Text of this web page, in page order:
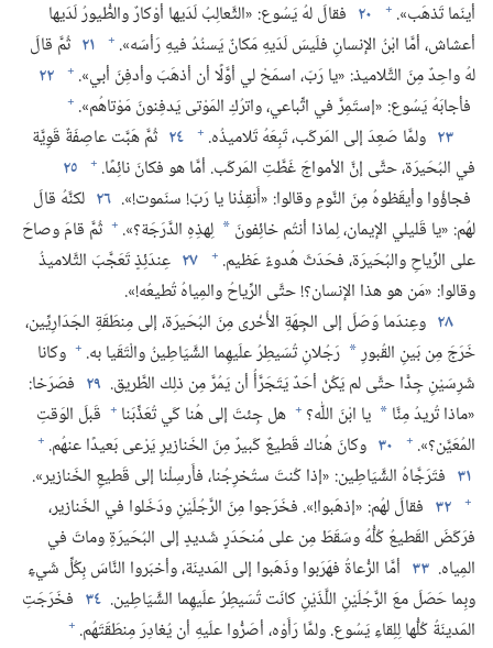
أينَما تَذهَب».‏ + ٢٠ فقالَ لهُ يَسُوع:‏ «الثَّعالِبُ لَدَيها أوْكارٌ والطُّيورُ لَدَيها
أعشاش،‏ أمَّا ابْنُ الإنسانِ فلَيسَ لَدَيهِ مَكانٌ يَسنُدُ فيهِ رَأسَه».‏ + ٢١ ثُمَّ قالَ
لهُ واحِدٌ مِنَ التَّلاميذ:‏ «يا رَبّ،‏ اسمَحْ لي أوَّلًا أن أذهَبَ وأدفِنَ أبي».‏ +
٢٢
فأجابَهُ يَسُوع:‏ «إستَمِرَّ في اتِّباعي،‏ واترُكِ المَوْتى يَدفِنونَ مَوْتاهُم».‏ +
٢٣ ولمَّا صَعِدَ إلى المَركَب،‏ تَبِعَهُ تَلاميذُه.‏ + ٢٤ ثُمَّ هَبَّت عاصِفَةٌ قَوِيَّة
في البُحَيرَة،‏ حتَّى إنَّ الأمواجَ غَطَّتِ المَركَب.‏ أمَّا هو فكانَ نائِمًا.‏ +
٢٥
فجاؤُوا وأيقَظوهُ مِنَ النَّومِ وقالوا:‏ «أَنقِذْنا يا رَبّ!‏ سنَموت!‏».‏ ٢٦ لكنَّهُ قالَ
لهُم:‏ «يا قَليلي الإيمان،‏ لِماذا أنتُم خائِفونَ * لِهذِهِ الدَّرَجَة؟‏».‏ + ثُمَّ قامَ وصاحَ
على الرِّياحِ والبُحَيرَة،‏ فحَدَثَ هُدوءٌ عَظيم.‏ + ٢٧ عِندَئِذٍ تَعَجَّبَ التَّلاميذُ
وقالوا:‏ «مَن هو هذا الإنسان؟‏!‏ حتَّى الرِّياحُ والمِياهُ تُطيعُه!‏».‏
٢٨ وعِندَما وَصَلَ إلى الجِهَةِ الأُخْرى مِنَ البُحَيرَة،‏ إلى مِنطَقَةِ الجَدَارِيِّين،‏
خَرَجَ مِن بَينِ القُبورِ* رَجُلانِ تُسَيطِرُ علَيهِما الشَّيَاطِينُ والْتَقَيا به.‏ + وكانا
شَرِسَيْنِ جِدًّا حتَّى لم يَكُنْ أحَدٌ يَتَجَرَّأُ أن يَمُرَّ مِن ذلِك الطَّريق.‏ ٢٩ فصَرَخا:‏
«ماذا تُريدُ مِنَّا * يا ابْنَ اللّٰه؟‏ + هل جِئتَ إلى هُنا كَي تُعَذِّبَنا + قَبلَ الوَقتِ
المُعَيَّن؟‏».‏ + ٣٠ وكانَ هُناك قَطيعٌ كَبيرٌ مِنَ الخَنازيرِ يَرْعى بَعيدًا عنهُم.‏ +
٣١ فتَرَجَّاهُ الشَّيَاطِين:‏ «إذا كُنتَ ستُخرِجُنا،‏ فأَرسِلْنا إلى قَطيعِ الخَنازير».‏
+ ٣٢ فقالَ لهُم:‏ «إذهَبوا!‏».‏ فخَرَجوا مِنَ الرَّجُلَيْنِ ودَخَلوا في الخَنازير،‏
فرَكَضَ القَطيعُ كُلُّهُ وسَقَطَ مِن على مُنحَدَرٍ شَديدٍ إلى البُحَيرَةِ وماتَ في
المِياه.‏ ٣٣ أمَّا الرُّعاةُ فهَرَبوا وذَهَبوا إلى المَدينَة،‏ وأخبَروا النَّاسَ بِكُلِّ شَيءٍ
وبِما حَصَلَ معَ الرَّجُلَيْنِ اللَّذَيْنِ كانَت تُسَيطِرُ علَيهِما الشَّيَاطِين.‏ ٣٤ فخَرَجَتِ
المَدينَةُ كُلُّها لِلِقاءِ يَسُوع.‏ ولمَّا رَأَوْه،‏ أصَرُّوا علَيهِ أن يُغادِرَ مِنطَقَتَهُم.‏ +